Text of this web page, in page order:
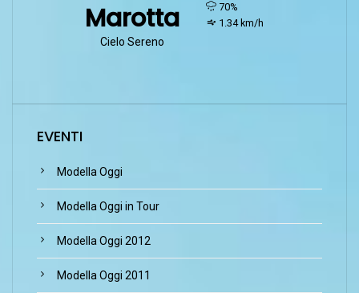
Marotta
Cielo Sereno
humidity:
70%
wind:
1.34 km/h
EVENTI
Modella Oggi
Modella Oggi in Tour
Modella Oggi 2012
Modella Oggi 2011